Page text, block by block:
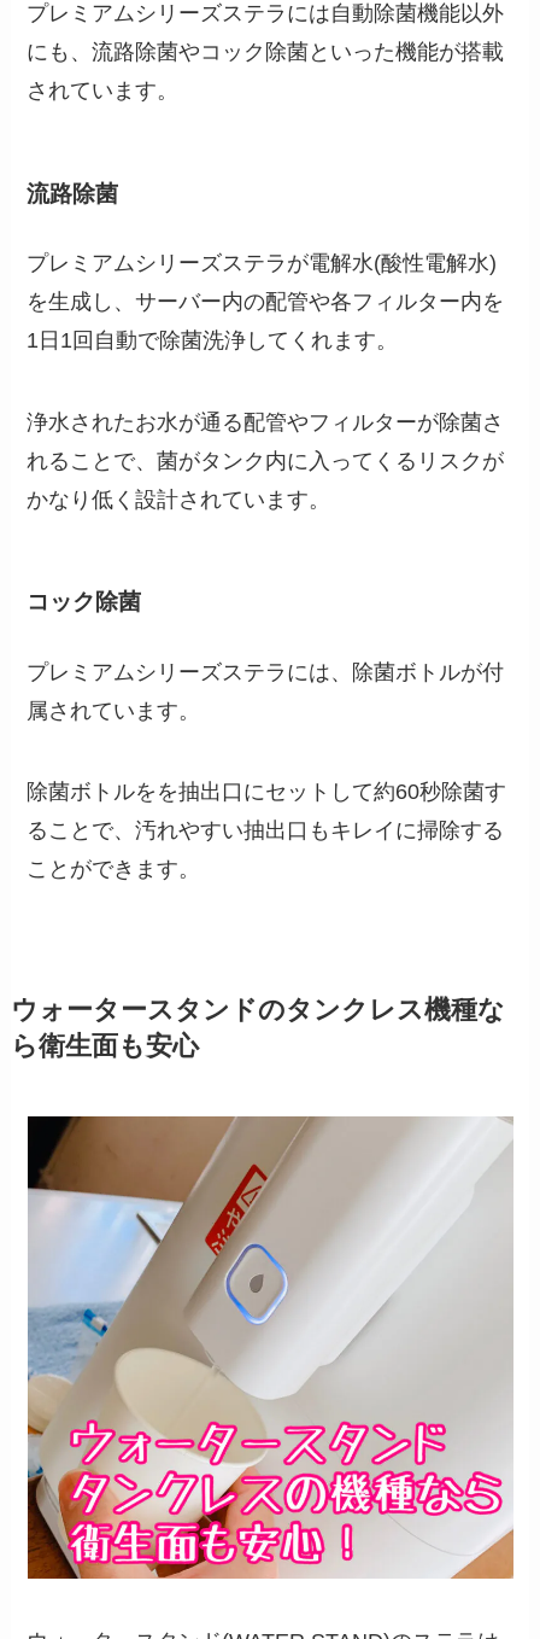
プレミアムシリーズステラには自動除菌機能以外
にも、流路除菌やコック除菌といった機能が搭載
されています。
流路除菌
プレミアムシリーズステラが電解水(酸性電解水)
を生成し、サーバー内の配管や各フィルター内を
1日1回自動で除菌洗浄してくれます。
浄水されたお水が通る配管やフィルターが除菌さ
れることで、菌がタンク内に入ってくるリスクが
かなり低く設計されています。
コック除菌
プレミアムシリーズステラには、除菌ボトルが付
属されています。
除菌ボトルをを抽出口にセットして約60秒除菌す
ることで、汚れやすい抽出口もキレイに掃除する
ことができます。
ウォータースタンドのタンクレス機種な
ら衛生面も安心